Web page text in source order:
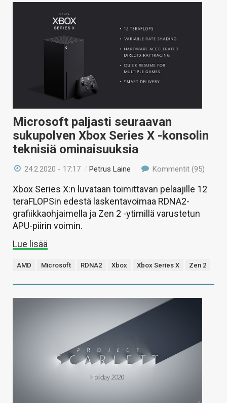
Microsoft paljasti seuraavan
sukupolven Xbox Series X -konsolin
teknisiä ominaisuuksia
24.2.2020 - 17:17 / Petrus Laine Kommentit (95)
Xbox Series X:n luvataan toimittavan pelaajille 12
teraFLOPSin edestä laskentavoimaa RDNA2-
grafiikkaohjaimella ja Zen 2 -ytimillä varustetun
APU-piirin voimin.
Lue lisää
AMD Microsoft RDNA2 Xbox Xbox Series X Zen 2